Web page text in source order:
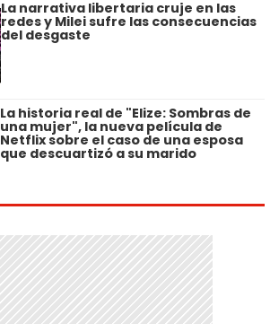
La narrativa libertaria cruje en las
redes y Milei sufre las consecuencias
del desgaste
La historia real de "Elize: Sombras de
una mujer", la nueva película de
Netflix sobre el caso de una esposa
que descuartizó a su marido